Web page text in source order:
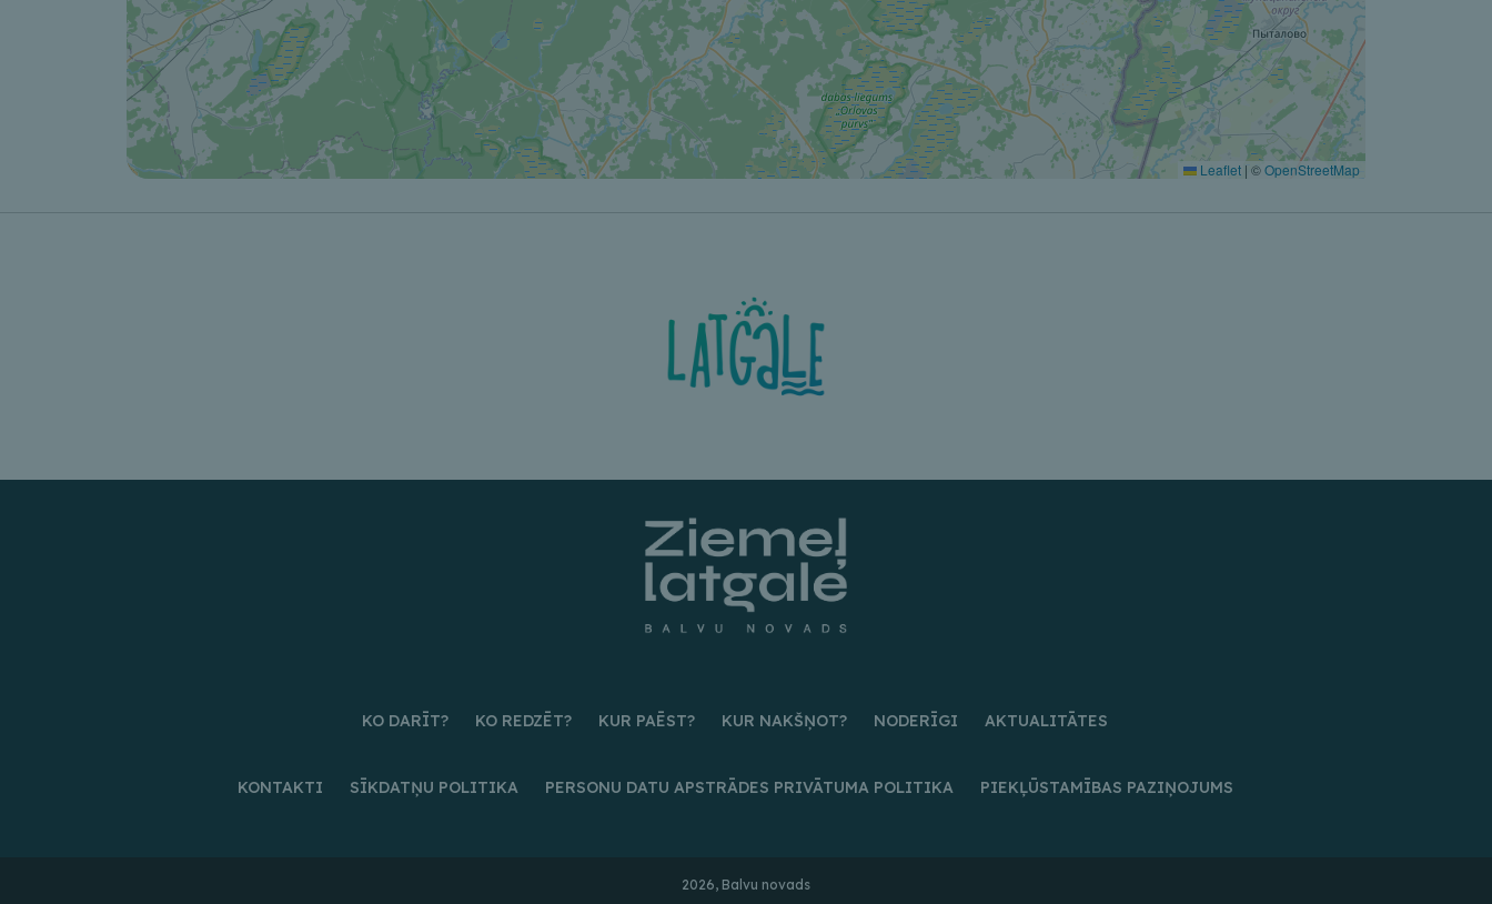
Leaflet | ©OpenStreetMap
KO DARĪT? KO REDZĒT? KUR PAĒST? KUR NAKŠŅOT? NODERĪGI AKTUALITĀTES
KONTAKTI SĪKDATŅU POLITIKA PERSONU DATU APSTRĀDES PRIVĀTUMA POLITIKA PIEKĻŪSTAMĪBAS PAZIŅOJUMS
2026, Balvu novads